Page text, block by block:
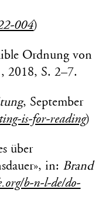
004)
Ordnung von
2018, S. 2–7.
, September
is-for-reading)
über
in: Brand
b-n-l-de/do-